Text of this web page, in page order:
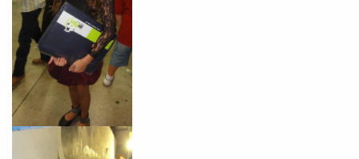
Preencha com seus dados abaixo e
já vamos te colocar em contato